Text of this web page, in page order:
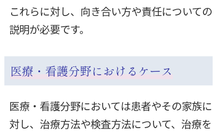
これらに対し、向き合い方や責任についての
説明が必要です。
医療・看護分野におけるケース
医療・看護分野においては患者やその家族に
対し、治療方法や検査方法について、治療を